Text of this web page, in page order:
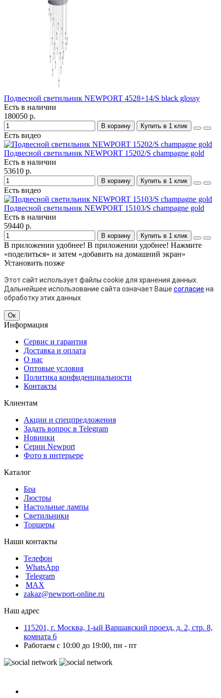
Подвесной светильник NEWPORT 4528+14/S black glossy
Есть в наличии
180050 р.
В корзину Купить в 1 клик
Есть видео
Подвесной светильник NEWPORT 15202/S champagne gold
Есть в наличии
53610 р.
В корзину Купить в 1 клик
Есть видео
Подвесной светильник NEWPORT 15103/S champagne gold
Есть в наличии
59440 р.
В корзину Купить в 1 клик
В приложении удобнее! В приложении удобнее! Нажмите
«поделиться» и затем «добавить на домашний экран»
Установить позже
Этот сайт использует файлы cookie для хранения данных.
Дальнейшее использование сайта означает Ваше согласие на
обработку этих данных
Ок
Информация
Сервис и гарантия
Доставка и оплата
О нас
Оптовые условия
Политика конфиденциальности
Контакты
Клиентам
Акции и спецпредложения
Задать вопрос в Telegram
Новинки
Серии Newport
Фото в интерьере
Каталог
Бра
Люстры
Настольные лампы
Светильники
Торшеры
Наши контакты
Телефон
WhatsApp
Telegram
MAX
zakaz@newport-online.ru
Наш адрес
115201, г. Москва, 1-ый Варшавский проезд, д. 2, стр. 8,
комната 6
Работаем с 10:00 до 19:00, пн - пт